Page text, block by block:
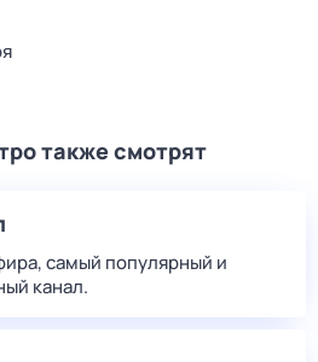
также смотрят
самый популярный и
канал.